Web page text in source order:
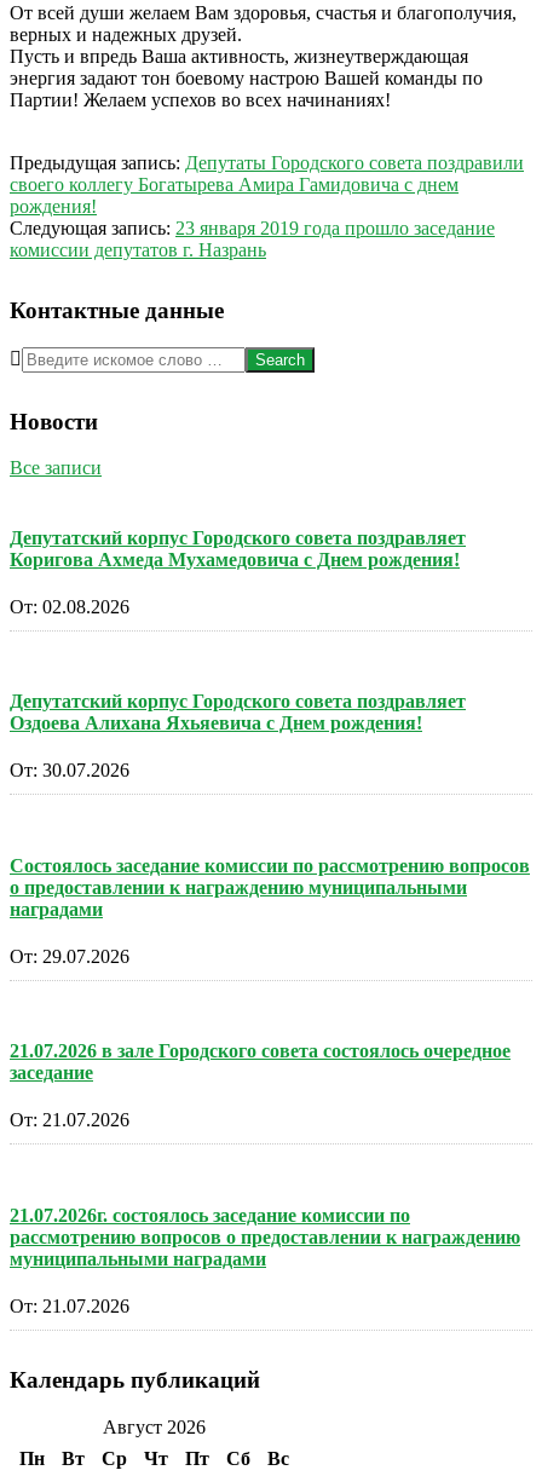
От всей души желаем Вам здоровья, счастья и благополучия,
верных и надежных друзей.
Пусть и впредь Ваша активность, жизнеутверждающая
энергия задают тон боевому настрою Вашей команды по
Партии! Желаем успехов во всех начинаниях!
2019-
01-
17
Предыдущая запись: Депутаты Городского совета поздравили
своего коллегу Богатырева Амира Гамидовича с днем
рождения!
Следующая запись: 23 января 2019 года прошло заседание
комиссии депутатов г. Назрань
Контактные данные
Search
Новости
Все записи
Депутатский корпус Городского совета поздравляет
Коригова Ахмеда Мухамедовича с Днем рождения!
От: 02.08.2026
Депутатский корпус Городского совета поздравляет
Оздоева Алихана Яхьяевича с Днем рождения!
От: 30.07.2026
Состоялось заседание комиссии по рассмотрению вопросов
о предоставлении к награждению муниципальными
наградами
От: 29.07.2026
21.07.2026 в зале Городского совета состоялось очередное
заседание
От: 21.07.2026
21.07.2026г. состоялось заседание комиссии по
рассмотрению вопросов о предоставлении к награждению
муниципальными наградами
От: 21.07.2026
Календарь публикаций
Август 2026
Пн
Вт Ср Чт Пт Сб Вс